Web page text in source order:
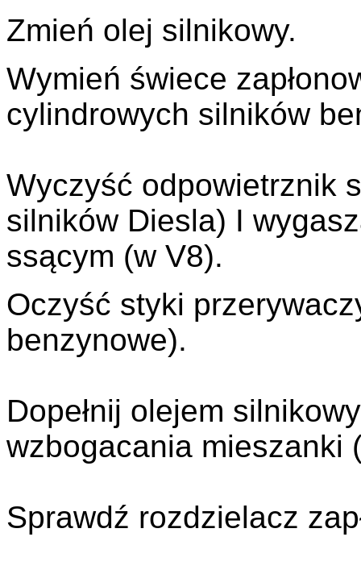
Zmień olej silnikowy.
Wymień świece
cylindrowych silników
Wyczyść odpowietrznik
silników Diesla) I
ssącym (w V8).
Oczyść styki
benzynowe).
Dopełnij olejem
wzbogacania mieszanki
Sprawdź rozdzielacz